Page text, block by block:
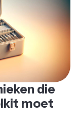
die
moet